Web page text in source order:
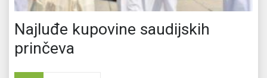
Najluđe kupovine saudijskih
prinčeva